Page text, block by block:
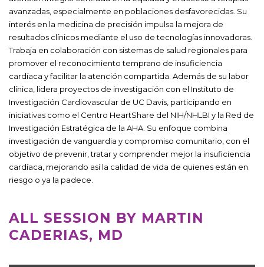
avanzadas, especialmente en poblaciones desfavorecidas. Su
interés en la medicina de precisión impulsa la mejora de
resultados clínicos mediante el uso de tecnologías innovadoras.
Trabaja en colaboración con sistemas de salud regionales para
promover el reconocimiento temprano de insuficiencia
cardíaca y facilitar la atención compartida. Además de su labor
clínica, lidera proyectos de investigación con el Instituto de
Investigación Cardiovascular de UC Davis, participando en
iniciativas como el Centro HeartShare del NIH/NHLBI y la Red de
Investigación Estratégica de la AHA. Su enfoque combina
investigación de vanguardia y compromiso comunitario, con el
objetivo de prevenir, tratar y comprender mejor la insuficiencia
cardíaca, mejorando así la calidad de vida de quienes están en
riesgo o ya la padece.
ALL SESSION BY MARTIN
CADERIAS, MD